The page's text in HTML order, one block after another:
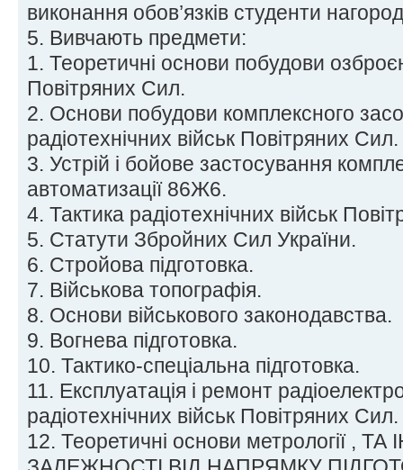
виконання обов’язків студенти
5. Вивчають предмети:
1. Теоретичні основи побудови
Повітряних Сил.
2. Основи побудови комплексного
радіотехнічних військ Повітряних Сил.
3. Устрій і бойове застосування
автоматизації 86Ж6.
4. Тактика радіотехнічних військ
5. Статути Збройних Сил України.
6. Стройова підготовка.
7. Військова топографія.
8. Основи військового законодавства.
9. Вогнева підготовка.
10. Тактико-спеціальна підготовка.
11. Експлуатація і ремонт
радіотехнічних військ Повітряних Сил.
12. Теоретичні основи метрології , ТА